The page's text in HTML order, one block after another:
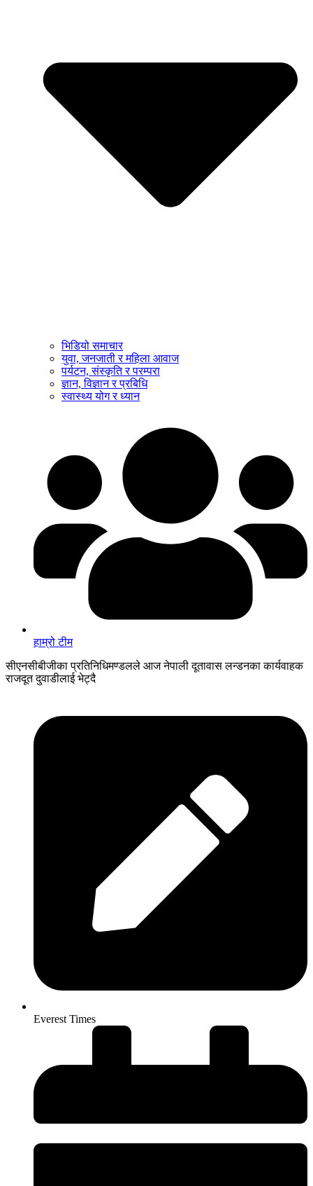
भिडियो समाचार
युवा, जनजाती र महिला आवाज
पर्यटन, संस्कृति र परम्परा
ज्ञान, विज्ञान र प्रबिधि
स्वास्थ्य योग र ध्यान
हाम्रो टीम
सीएनसीबीजीका प्रतिनिधिमण्डलले आज नेपाली दूतावास लन्डनका कार्यवाहक
राजदूत दुवाडीलाई भेट्दै
Everest Times